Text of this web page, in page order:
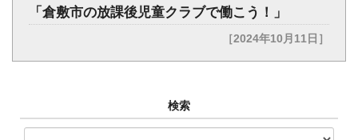
「倉敷市の放課後児童クラブで働こう！」
［2024年10月11日］
検索